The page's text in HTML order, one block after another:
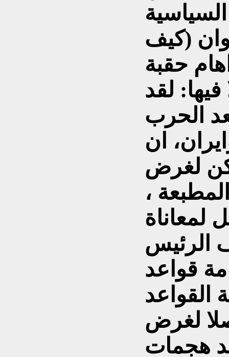
6/2026) بعنوان (كيف
حقبة
لقد
الحرب
ان
لغرض
،
لمعاناة
الرئيس
قواعد
القواعد
لغرض
هجمات